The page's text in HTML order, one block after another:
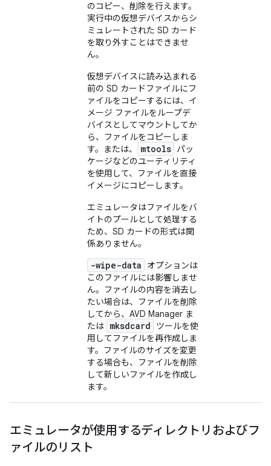
のコピー、削除を行えます。
実行中の仮想デバイスからシ
ミュレートされた SD カード
を取り外すことはできませ
ん。
仮想デバイスに読み込まれる
前の SD カードファイルにフ
ァイルをコピーするには、イ
メージ ファイルをループデ
バイスとしてマウントしてか
ら、ファイルをコピーしま
す。または、
mtools パッ
ケージなどのユーティリティ
を使用して、ファイルを直接
イメージにコピーします。
エミュレータはファイルをバ
イトのプールとして処理する
ため、SD カードの形式は関
係ありません。
-wipe-data
オプションは
このファイルには影響しませ
ん。ファイルの内容を消去し
たい場合は、ファイルを削除
してから、AVD Manager ま
たは mksdcard
ツールを使
用してファイルを再作成しま
す。ファイルのサイズを変更
する場合も、ファイルを削除
して新しいファイルを作成し
ます。
エミュレータが使用するディレクトリおよびフ
ァイルのリスト